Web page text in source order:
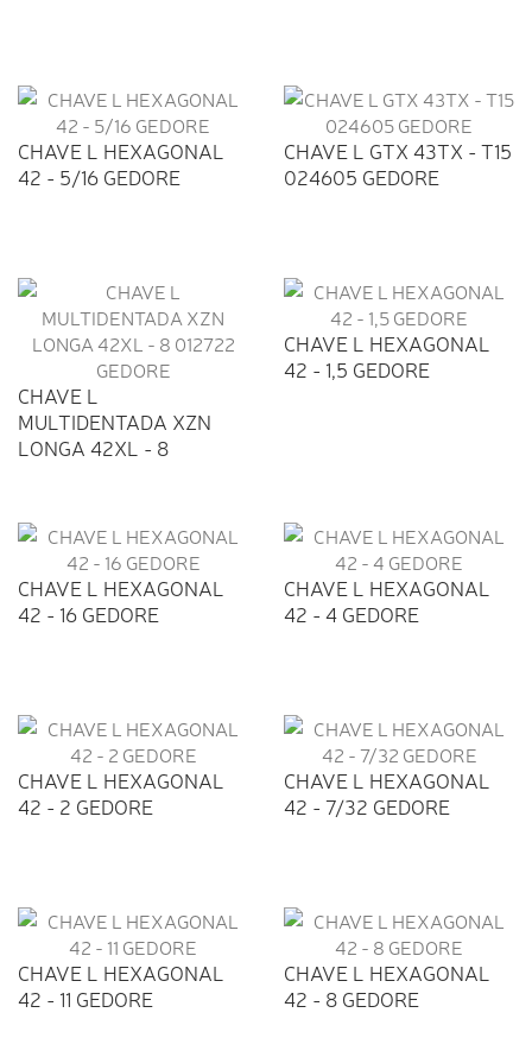
CHAVE L HEXAGONAL
42 - 5/16 GEDORE
CHAVE L GTX 43TX - T15
024605 GEDORE
CHAVE L
MULTIDENTADA XZN
LONGA 42XL - 8
CHAVE L HEXAGONAL
42 - 1,5 GEDORE
CHAVE L HEXAGONAL
42 - 16 GEDORE
CHAVE L HEXAGONAL
42 - 4 GEDORE
CHAVE L HEXAGONAL
42 - 2 GEDORE
CHAVE L HEXAGONAL
42 - 7/32 GEDORE
CHAVE L HEXAGONAL
42 - 11 GEDORE
CHAVE L HEXAGONAL
42 - 8 GEDORE